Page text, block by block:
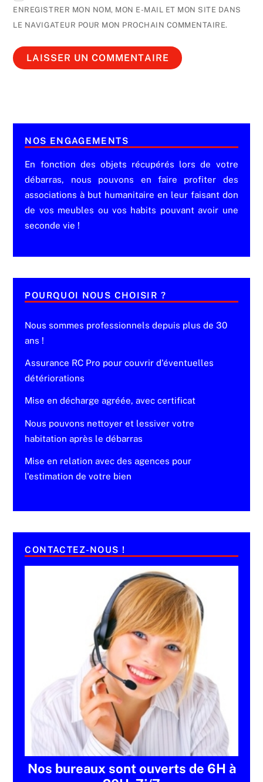
ENREGISTRER MON NOM, MON E-MAIL ET MON SITE DANS
LE NAVIGATEUR POUR MON PROCHAIN COMMENTAIRE.
NOS ENGAGEMENTS
En fonction des objets récupérés lors de votre
débarras, nous pouvons en faire profiter des
associations à but humanitaire en leur faisant don
de vos meubles ou vos habits pouvant avoir une
seconde vie !
POURQUOI NOUS CHOISIR ?
Nous sommes professionnels depuis plus de 30
ans !
Assurance RC Pro pour couvrir d'éventuelles
détériorations
Mise en décharge agréée, avec certificat
Nous pouvons nettoyer et lessiver votre
habitation après le débarras
Mise en relation avec des agences pour
l'estimation de votre bien
CONTACTEZ-NOUS !
Nos bureaux sont ouverts de 6H à